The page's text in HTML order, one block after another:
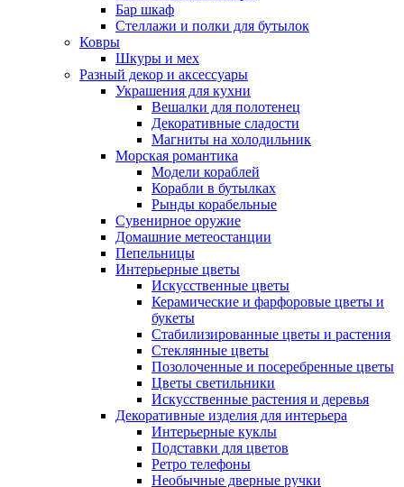
Бар шкаф
Стеллажи и полки для бутылок
Ковры
Шкуры и мех
Разный декор и аксессуары
Украшения для кухни
Вешалки для полотенец
Декоративные сладости
Магниты на холодильник
Морская романтика
Модели кораблей
Корабли в бутылках
Рынды корабельные
Сувенирное оружие
Домашние метеостанции
Пепельницы
Интерьерные цветы
Искусственные цветы
Керамические и фарфоровые цветы и
букеты
Стабилизированные цветы и растения
Стеклянные цветы
Позолоченные и посеребренные цветы
Цветы светильники
Искусственные растения и деревья
Декоративные изделия для интерьера
Интерьерные куклы
Подставки для цветов
Ретро телефоны
Необычные дверные ручки